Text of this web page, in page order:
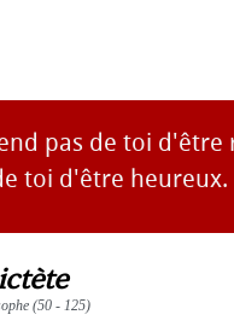
pas de toi d'être
toi d'être heureux.
(50 - 125)